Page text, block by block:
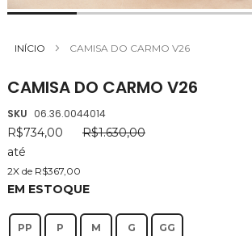
INÍCIO CAMISA DO CARMO V26
CAMISA DO CARMO V26
SKU 06.36.0044014
R$734,00
R$1.630,00
até
2X de R$367,00
EM ESTOQUE
PP P M G GG
para
da
Galeria
de
imagens